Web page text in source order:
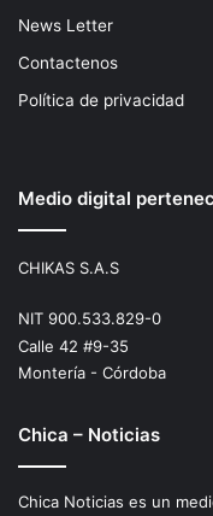
News Letter
Contactenos
Política de privacidad
Medio digital
CHIKAS S.A.S
NIT 900.533.829-0
Calle 42 #9-35
Montería - Córdoba
Chica – Noticias
Chica Noticias es un